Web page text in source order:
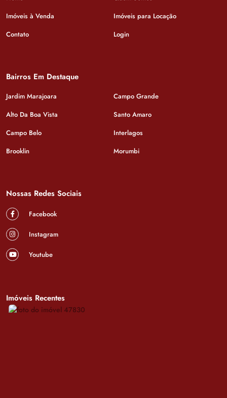
Imóveis à Venda
Imóveis para Locação
Contato
Login
Bairros Em Destaque
Jardim Marajoara
Campo Grande
Alto Da Boa Vista
Santo Amaro
Campo Belo
Interlagos
Brooklin
Morumbi
Nossas Redes Sociais
Facebook
Instagram
Youtube
Imóveis Recentes